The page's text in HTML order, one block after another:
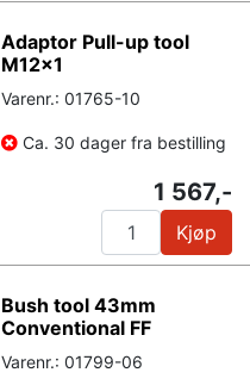
Adaptor Pull-up tool
M12x1
Varenr.: 01765-10
Ca. 30 dager fra bestilling
1 567,-
Kjøp
Bush tool 43mm
Conventional FF
Varenr.: 01799-06